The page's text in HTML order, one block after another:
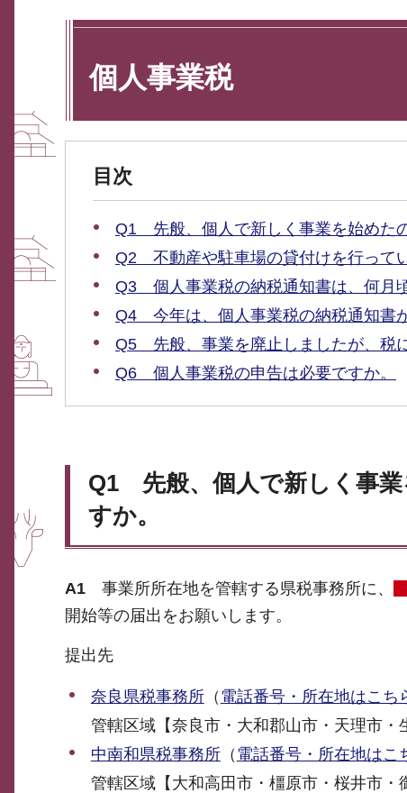
個人事業税
目次
Q1 先般、個人で新しく事業を始めた
Q2 不動産や駐車場の貸付けを行って
Q3 個人事業税の納税通知書は、何月
Q4 今年は、個人事業税の納税通知書
Q5 先般、事業を廃止しましたが、税
Q6 個人事業税の申告は必要ですか。
Q1 先般、個人で新しく事
すか。
A1 事業所所在地を管轄する県税事務所に、
開始等の届出をお願いします。
提出先
奈良県税事務所（ 電話番号・所在地はこち
管轄区域【奈良市・大和郡山市・天理市・
中南和県税事務所（ 電話番号・所在地はこ
管轄区域【大和高田市・橿原市・桜井市